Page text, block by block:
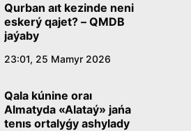
Qurban aıt kezinde neni
eskerý qajet? – QMDB
jaýaby
23:01, 25 Mamyr 2026
Qala kúnine oraı
Almatyda «Alataý» jańa
tenıs ortalyǵy ashylady